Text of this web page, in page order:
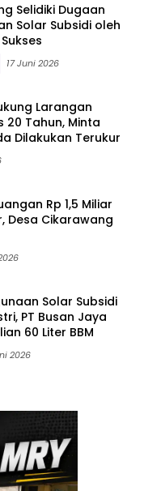
Selidiki Dugaan
Solar Subsidi oleh
17 Juni 2026
Larangan
20 Tahun, Minta
Dilakukan Terukur
Rp 1,5 Miliar
Desa Cikarawang
Solar Subsidi
PT Busan Jaya
60 Liter BBM
2026